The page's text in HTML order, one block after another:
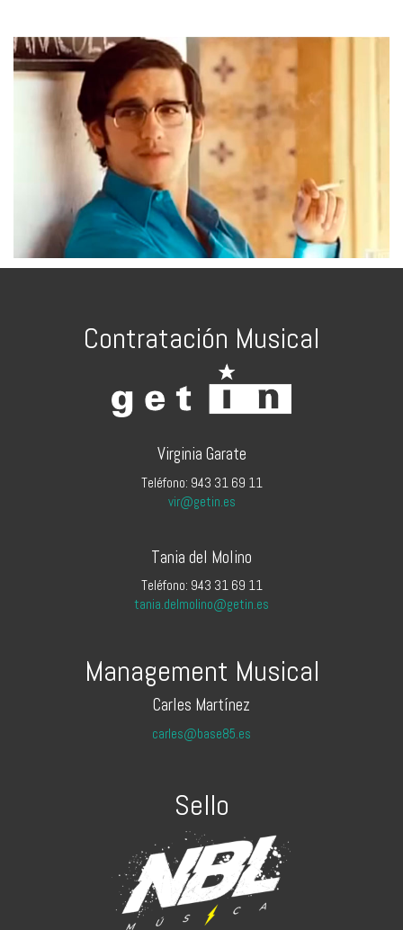
Contratación Musical
Virginia Garate
Teléfono: 943 31 69 11
vir@getin.es
Tania del Molino
Teléfono: 943 31 69 11
tania.delmolino@getin.es
Management Musical
Carles Martínez
carles@base85.es
Sello